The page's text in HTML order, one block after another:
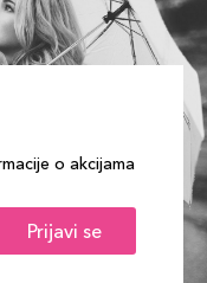
o akcijama
Prijavi se